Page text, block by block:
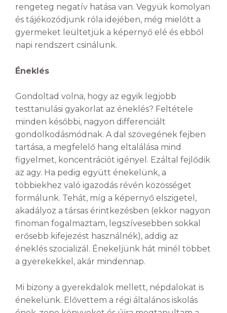
rengeteg negatív hatása van. Vegyük komolyan
és tájékozódjunk róla idejében, még mielőtt a
gyermeket leültetjük a képernyő elé és ebből
napi rendszert csinálunk.
Éneklés
Gondoltad volna, hogy az egyik legjobb
testtanulási gyakorlat az éneklés? Feltétele
minden későbbi, nagyon differenciált
gondolkodásmódnak. A dal szövegének fejben
tartása, a megfelelő hang eltalálása mind
figyelmet, koncentrációt igényel. Ezáltal fejlődik
az agy. Ha pedig együtt énekelünk, a
többiekhez való igazodás révén közösséget
formálunk. Tehát, míg a képernyő elszigetel,
akadályoz a társas érintkezésben (ekkor nagyon
finoman fogalmaztam, legszívesebben sokkal
erősebb kifejezést használnék), addig az
éneklés szocializál. Énekeljünk hát minél többet
a gyerekekkel, akár mindennap.
Mi bizony a gyerekdalok mellett, népdalokat is
énekelünk. Elővettem a régi általános iskolás